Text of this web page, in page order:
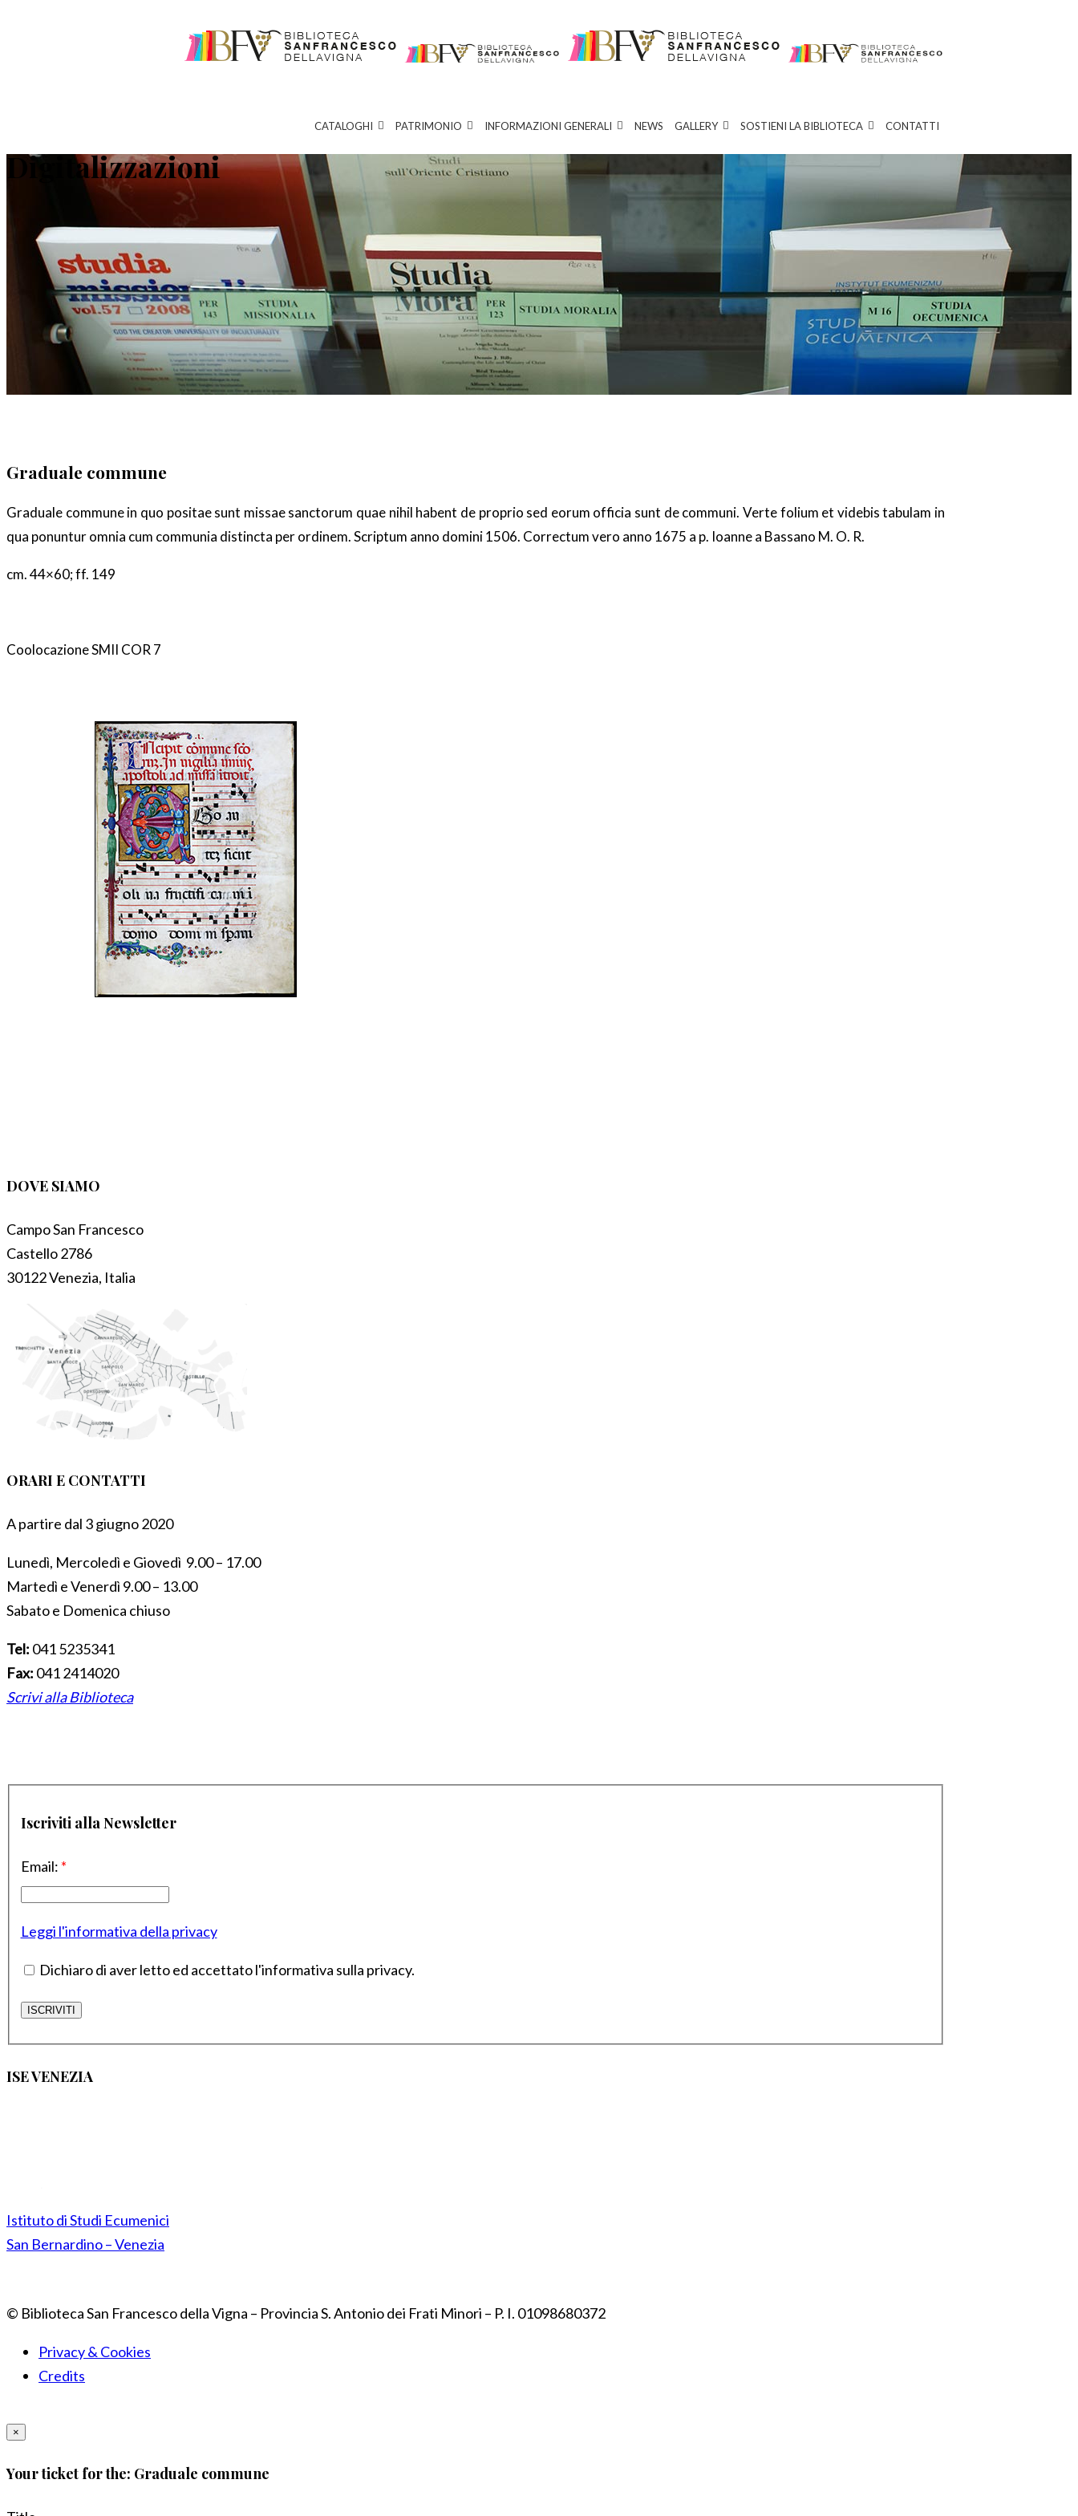
CATALOGHI PATRIMONIO INFORMAZIONI GENERALI NEWS GALLERY SOSTIENI LA BIBLIOTECA CONTATTI
Digitalizzazioni
Graduale commune
Graduale commune in quo positae sunt missae sanctorum quae nihil habent de proprio sed eorum officia sunt de communi. Verte folium et videbis tabulam in
qua ponuntur omnia cum communia distincta per ordinem. Scriptum anno domini 1506. Correctum vero anno 1675 a p. Ioanne a Bassano M. O. R.
cm. 44×60; ff. 149
Coolocazione SMII COR 7
DOVE SIAMO
Campo San Francesco
Castello 2786
30122 Venezia, Italia
ORARI E CONTATTI
A partire dal 3 giugno 2020
Lunedì, Mercoledì e Giovedì 9.00 – 17.00
Martedì e Venerdì 9.00 – 13.00
Sabato e Domenica chiuso
Tel: 041 5235341
Fax: 041 2414020
Scrivi alla Biblioteca
Iscriviti alla Newsletter
Email: *
Leggi l'informativa della privacy
Dichiaro di aver letto ed accettato l'informativa sulla privacy.
ISE VENEZIA
Istituto di Studi Ecumenici
San Bernardino – Venezia
© Biblioteca San Francesco della Vigna – Provincia S. Antonio dei Frati Minori – P. I. 01098680372
Privacy & Cookies
Credits
×
Your ticket for the: Graduale commune